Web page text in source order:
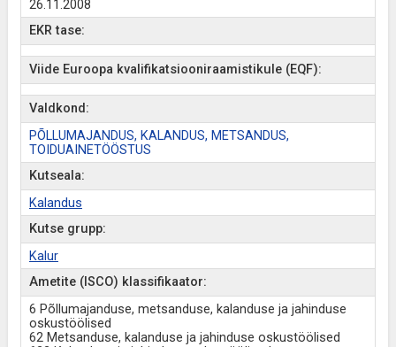
26.11.2008
EKR tase:
Viide Euroopa kvalifikatsiooniraamistikule (EQF):
Valdkond:
PÕLLUMAJANDUS, KALANDUS, METSANDUS,
TOIDUAINETÖÖSTUS
Kutseala:
Kalandus
Kutse grupp:
Kalur
Ametite (ISCO) klassifikaator:
6 Põllumajanduse, metsanduse, kalanduse ja jahinduse
oskustöölised
62 Metsanduse, kalanduse ja jahinduse oskustöölised